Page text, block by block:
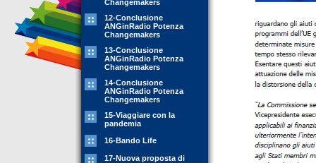
Changemakers
12-Conclusione
ANGinRadio Potenza
Changemakers
13-Conclusione
ANGinRadio Potenza
Changemakers
14-Conclusione
ANGinRadio Potenza
Changemakers
15-Viaggiare con la
pandemia
16-Bando Life
17-Nuova proposta di